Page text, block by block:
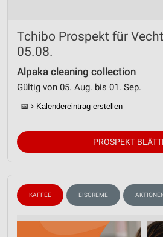
Tchibo Prospekt für
05.08.
Alpaka cleaning collection
Gültig von 05. Aug. bis 01. Sep.
📅 Kalendereintrag erstellen
PROSPEKT
KAFFEE EISCREME